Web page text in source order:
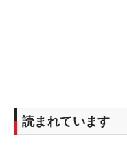
読まれています